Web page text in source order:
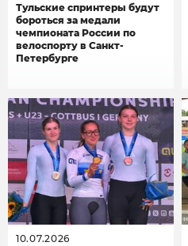
Тульские спринтеры будут
бороться за медали
чемпионата России по
велоспорту в Санкт-
Петербурге
10.07.2026